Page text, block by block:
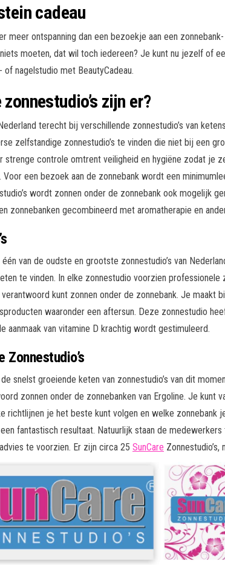
cadeau
meer ontspanning dan een bezoekje aan een
moeten, dat wil toch iedereen? Je kunt nu jezelf of
of nagelstudio met BeautyCadeau.
zijn er?
terecht bij verschillende zonnestudio’s van
zelfstandige zonnestudio’s te vinden die niet bij een
strenge controle omtrent veiligheid en hygiëne zodat je
Voor een bezoek aan de zonnebank wordt een
wordt zonnen onder de zonnebank ook mogelijk
zonnebanken gecombineerd met aromatherapie en
één van de oudste en grootste zonnestudio’s van
te vinden. In elke zonnestudio voorzien
kunt zonnen onder de zonnebank. Je maakt
waaronder een aftersun. Deze zonnestudio
aanmaak van vitamine D krachtig wordt gestimuleerd.
Zonnestudio’s
snelst groeiende keten van zonnestudio’s van dit
zonnen onder de zonnebanken van Ergoline. Je kunt
richtlijnen je het beste kunt volgen en welke zonnebank
fantastisch resultaat. Natuurlijk staan de
te voorzien. Er zijn circa 25 SunCare